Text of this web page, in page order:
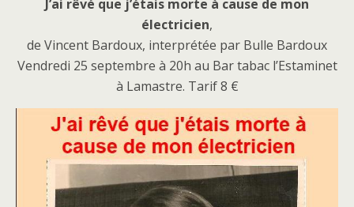
J’ai rêvé que j’étais morte à cause de mon
électricien,
de Vincent Bardoux, interprétée par Bulle Bardoux
Vendredi 25 septembre à 20h au Bar tabac l’Estaminet
à Lamastre. Tarif 8 €